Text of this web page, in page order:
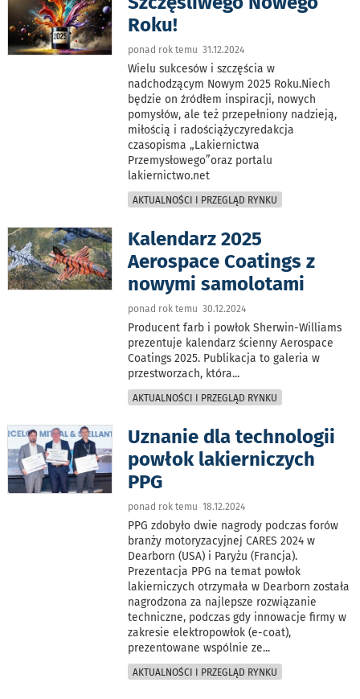
Roku!
ponad rok temu 31.12.2024
Wielu sukcesów i szczęścia w
nadchodzącym Nowym 2025 Roku.Niech
będzie on źródłem inspiracji, nowych
pomysłów, ale też przepełniony nadzieją,
miłością i radościążyczyredakcja
czasopisma „Lakiernictwa
Przemysłowego”oraz portalu
lakiernictwo.net
AKTUALNOŚCI I PRZEGLĄD RYNKU
Kalendarz 2025
Aerospace Coatings z
nowymi samolotami
ponad rok temu 30.12.2024
Producent farb i powłok Sherwin-Williams
prezentuje kalendarz ścienny Aerospace
Coatings 2025. Publikacja to galeria w
przestworzach, która...
AKTUALNOŚCI I PRZEGLĄD RYNKU
Uznanie dla technologii
powłok lakierniczych
PPG
ponad rok temu 18.12.2024
PPG zdobyło dwie nagrody podczas forów
branży motoryzacyjnej CARES 2024 w
Dearborn (USA) i Paryżu (Francja).
Prezentacja PPG na temat powłok
lakierniczych otrzymała w Dearborn została
nagrodzona za najlepsze rozwiązanie
techniczne, podczas gdy innowacje firmy w
zakresie elektropowłok (e-coat),
prezentowane wspólnie ze...
AKTUALNOŚCI I PRZEGLĄD RYNKU